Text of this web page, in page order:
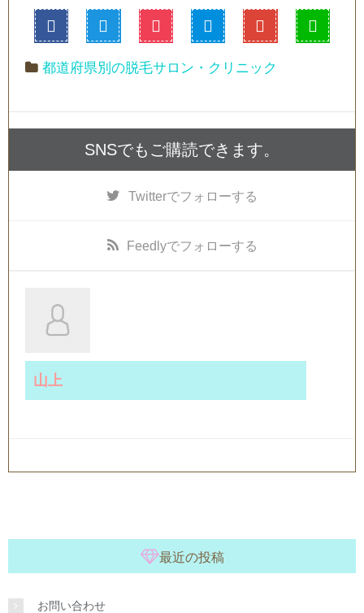
都道府県別の脱毛サロン・クリニック
SNSでもご購読できます。
Twitterでフォローする
Feedlyでフォローする
山上
最近の投稿
お問い合わせ